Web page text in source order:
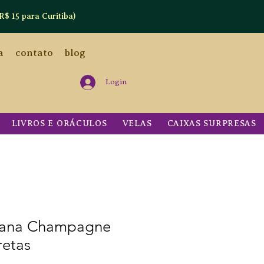
15 para Curitiba)
contato blog
Login
LIVROS E ORÁCULOS VELAS CAIXAS SURPRESAS
Champagne